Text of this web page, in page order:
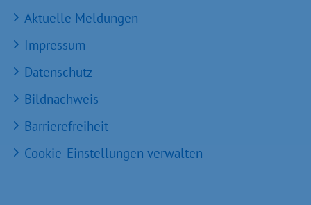
Aktuelle Meldungen
Impressum
Datenschutz
Bildnachweis
Barrierefreiheit
Cookie-Einstellungen verwalten